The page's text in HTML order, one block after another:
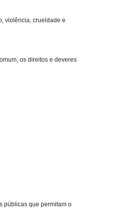
violência, crueldade e
os direitos e deveres
públicas que permitam o